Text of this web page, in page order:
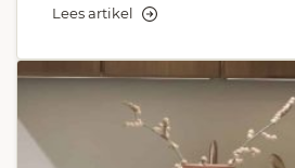
Lees artikel